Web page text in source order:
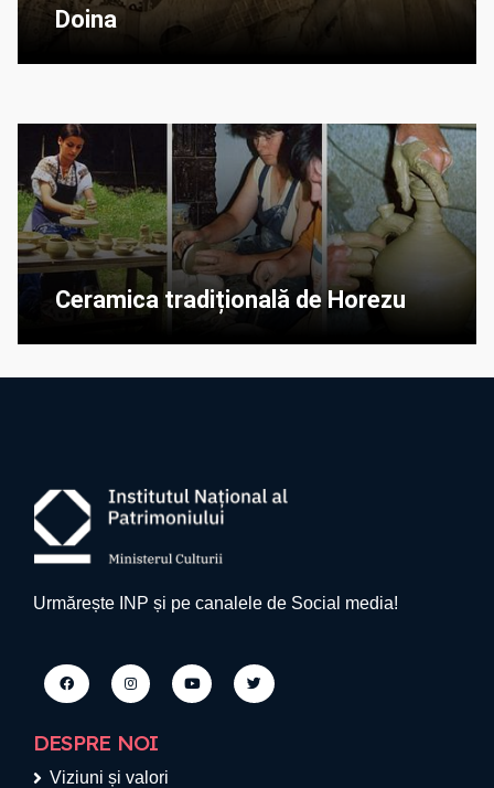
Doina
Ceramica tradițională de Horezu
Urmărește INP și pe canalele de Social media!
DESPRE NOI
Viziuni și valori